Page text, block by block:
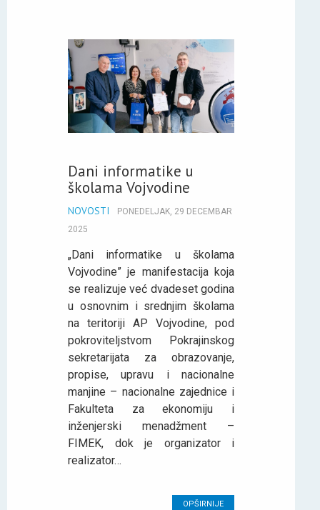
Dani informatike u
školama Vojvodine
NOVOSTI
PONEDELJAK, 29 DECEMBAR
2025
„Dani informatike u školama
Vojvodine” je manifestacija koja
se realizuje već dvadeset godina
u osnovnim i srednjim školama
na teritoriji AP Vojvodine, pod
pokroviteljstvom Pokrajinskog
sekretarijata za obrazovanje,
propise, upravu i nacionalne
manjine – nacionalne zajednice i
Fakulteta za ekonomiju i
inženjerski menadžment –
FIMEK, dok je organizator i
realizator…
OPŠIRNIJE